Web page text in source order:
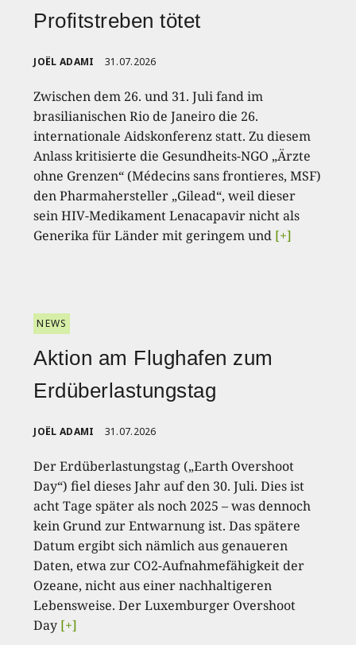
Profitstreben tötet
JOËL ADAMI 31.07.2026
Zwischen dem 26. und 31. Juli fand im
brasilianischen Rio de Janeiro die 26.
internationale Aidskonferenz statt. Zu diesem
Anlass kritisierte die Gesundheits-NGO „Ärzte
ohne Grenzen“ (Médecins sans frontieres, MSF)
den Pharmahersteller „Gilead“, weil dieser
sein HIV-Medikament Lenacapavir nicht als
Generika für Länder mit geringem und [+]
NEWS
Aktion am Flughafen zum
Erdüberlastungstag
JOËL ADAMI 31.07.2026
Der Erdüberlastungstag („Earth Overshoot
Day“) fiel dieses Jahr auf den 30. Juli. Dies ist
acht Tage später als noch 2025 – was dennoch
kein Grund zur Entwarnung ist. Das spätere
Datum ergibt sich nämlich aus genaueren
Daten, etwa zur CO2-Aufnahmefähigkeit der
Ozeane, nicht aus einer nachhaltigeren
Lebensweise. Der Luxemburger Overshoot
Day [+]